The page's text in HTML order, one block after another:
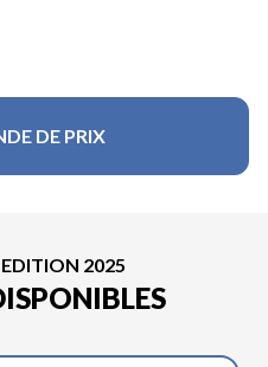
DE PRIX
2025